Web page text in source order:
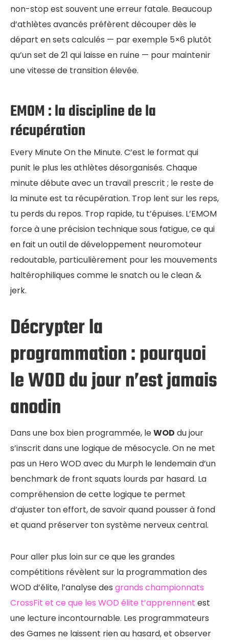
non-stop est souvent une erreur fatale. Beaucoup
d’athlètes avancés préfèrent découper dès le
départ en sets calculés — par exemple 5×6 plutôt
qu’un set de 21 qui laisse en ruine — pour maintenir
une vitesse de transition élevée.
EMOM : la discipline de la
récupération
Every Minute On the Minute. C’est le format qui
punit le plus les athlètes désorganisés. Chaque
minute débute avec un travail prescrit ; le reste de
la minute est ta récupération. Trop lent sur les reps,
tu perds du repos. Trop rapide, tu t’épuises. L’EMOM
force à une précision technique sous fatigue, ce qui
en fait un outil de développement neuromoteur
redoutable, particulièrement pour les mouvements
haltérophiliques comme le snatch ou le clean &
jerk.
Décrypter la
programmation : pourquoi
le WOD du jour n’est jamais
anodin
Dans une box bien programmée, leWOD du jour
s’inscrit dans une logique de mésocycle. On ne met
pas un Hero WOD avec du Murph le lendemain d’un
benchmark de front squats lourds par hasard. La
compréhension de cette logique te permet
d’ajuster ton effort, de savoir quand pousser à fond
et quand préserver ton système nerveux central.
Pour aller plus loin sur ce que les grandes
compétitions révèlent sur la programmation des
WOD d’élite, l’analyse des grands championnats
CrossFit et ce que les WOD élite t’apprennent est
une lecture incontournable. Les programmateurs
des Games ne laissent rien au hasard, et observer